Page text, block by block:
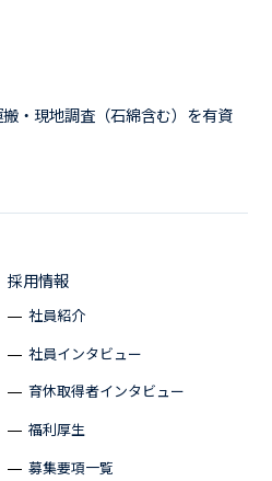
・現地調査（石綿含む）を有資
採用情報
社員紹介
社員インタビュー
育休取得者インタビュー
福利厚生
募集要項一覧